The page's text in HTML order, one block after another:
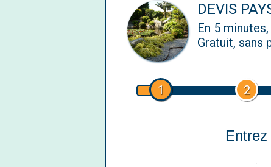
DEVIS
En 5
Gratuit, sans
1 2